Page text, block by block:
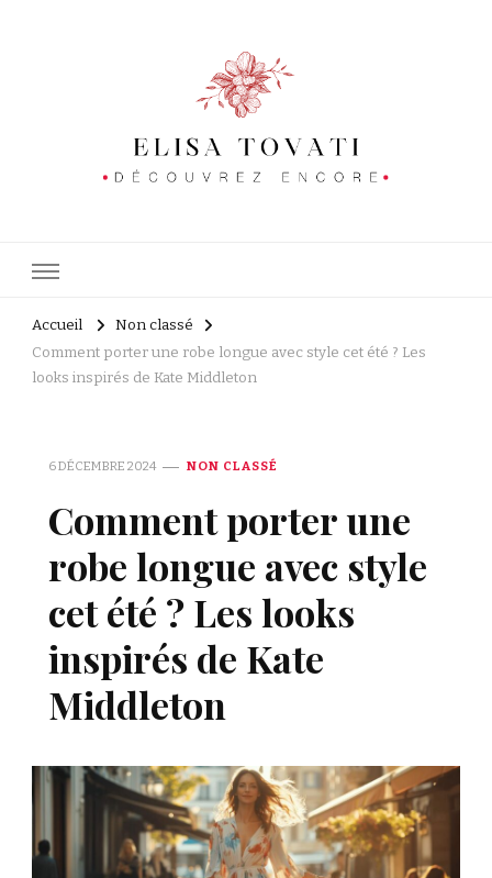
Accueil
Non classé
Comment porter une robe longue avec style cet été ? Les
looks inspirés de Kate Middleton
6 DÉCEMBRE 2024 NON CLASSÉ
Comment porter une
robe longue avec style
cet été ? Les looks
inspirés de Kate
Middleton